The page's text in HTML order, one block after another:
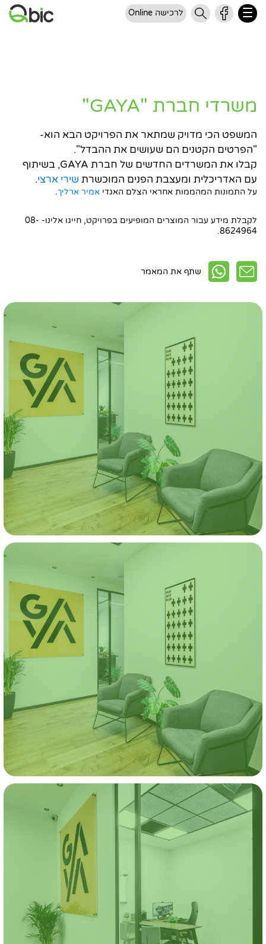
לרכישה Online
משרדי חברת "GAYA"
המשפט הכי מדויק שמתאר את הפרויקט הבא הוא-
"הפרטים הקטנים הם שעושים את ההבדל".
קבלו את המשרדים החדשים של חברת GAYA, בשיתוף
עם האדריכלית ומעצבת הפנים המוכשרת שירי ארצי.
על התמונות המהממות אחראי הצלם האגדי אמיר ארליך.
לקבלת מידע עבור המוצרים המופיעים בפרויקט, חייגו אלינו- 08-
8624964.
שתף את המאמר